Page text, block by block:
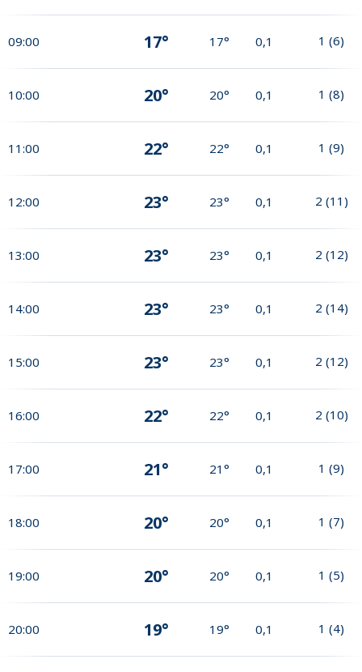
09:00 17° 17° 0,1 1 (6)
10:00 20° 20° 0,1 1 (8)
11:00 22° 22° 0,1 1 (9)
12:00 23° 23° 0,1 2 (11)
13:00 23° 23° 0,1 2 (12)
14:00 23° 23° 0,1 2 (14)
15:00 23° 23° 0,1 2 (12)
16:00 22° 22° 0,1 2 (10)
17:00 21° 21° 0,1 1 (9)
18:00 20° 20° 0,1 1 (7)
19:00 20° 20° 0,1 1 (5)
20:00 19° 19° 0,1 1 (4)